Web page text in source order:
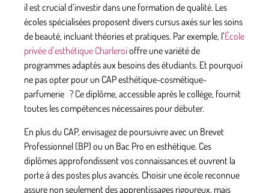
il est crucial d’investir dans une formation de qualité. Les
écoles spécialisées proposent divers cursus axés sur les soins
de beauté, incluant théories et pratiques. Par exemple, l’École
privée d’esthétique Charleroi offre une variété de
programmes adaptés aux besoins des étudiants. Et pourquoi
ne pas opter pour un CAP esthétique-cosmétique-
parfumerie ? Ce diplôme, accessible après le collège, fournit
toutes les compétences nécessaires pour débuter.
En plus du CAP, envisagez de poursuivre avec un Brevet
Professionnel (BP) ou un Bac Pro en esthétique. Ces
diplômes approfondissent vos connaissances et ouvrent la
porte à des postes plus avancés. Choisir une école reconnue
assure non seulement des apprentissages rigoureux, mais